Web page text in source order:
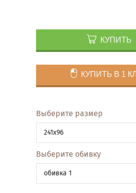
КУПИТЬ
КУПИТЬ В 1
Выберите размер
241x96
Выберите обивку
обивка 1